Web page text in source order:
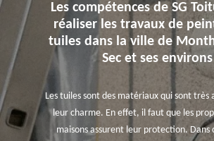
Les compétences de SG
réaliser les travaux de
tuiles dans la ville de
Sec et ses environs
Les tuiles sont des matériaux qui sont très
leur charme. En effet, il faut que les
maisons assurent leur protection. Dans